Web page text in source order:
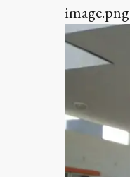
image.png